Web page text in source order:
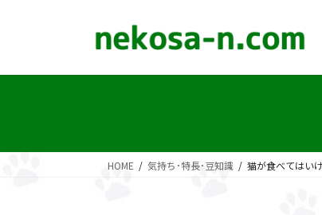
HOME 気持ち･特長･豆知識 猫が食べてはい